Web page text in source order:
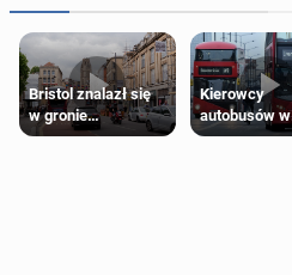
Bristol znalazł się
w gronie
najlepszych
Kierowcy
autobusów w
Londynie